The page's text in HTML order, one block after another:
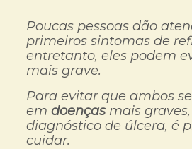
Poucas pessoas dão
primeiros sintomas de
entretanto, eles podem
mais grave.
Para evitar que ambos
emdoenças mais
diagnóstico de úlcera, é
cuidar.